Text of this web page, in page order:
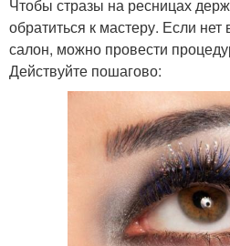
Чтобы стразы на ресницах
обратиться к мастеру. Если
салон, можно провести
Действуйте пошагово: